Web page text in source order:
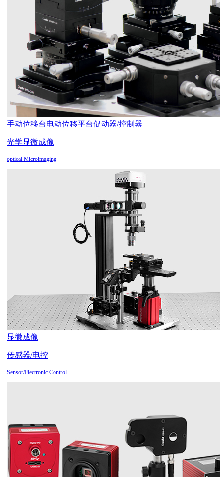
手动位移台电动位移平台促动器/控制器
光学显微成像
optical Microimaging
显微成像
传感器/电控
Sensor/Electronic Control